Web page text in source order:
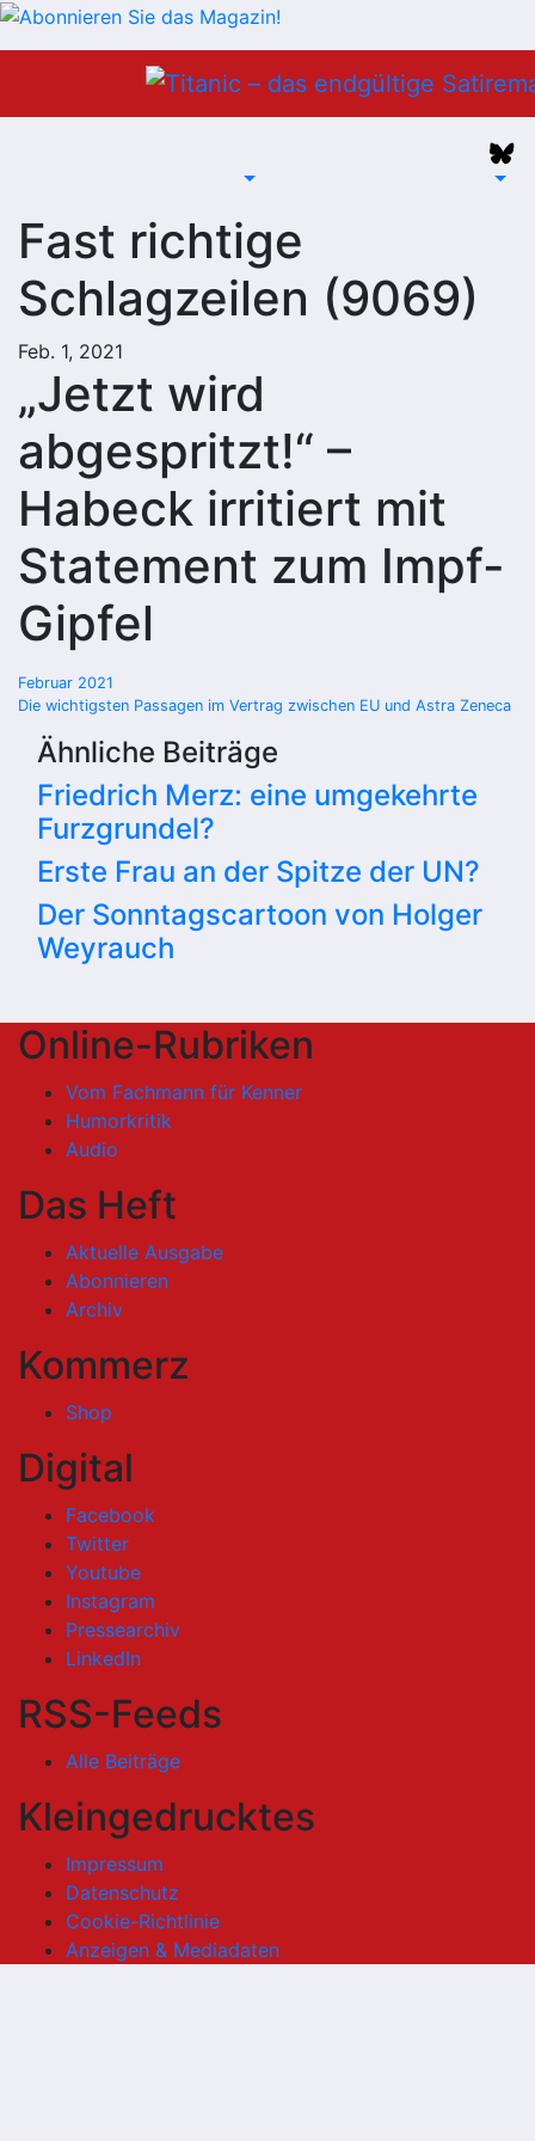
Fast richtige
Schlagzeilen (9069)
Feb. 1, 2021
„Jetzt wird
abgespritzt!“ –
Habeck irritiert mit
Statement zum Impf-
Gipfel
Beitragsnavigation
Februar 2021
Die wichtigsten Passagen im Vertrag zwischen EU und Astra Zeneca
Ähnliche Beiträge
Friedrich Merz: eine umgekehrte
Furzgrundel?
Erste Frau an der Spitze der UN?
Der Sonntagscartoon von Holger
Weyrauch
Online-Rubriken
Vom Fachmann für Kenner
Humorkritik
Audio
Das Heft
Aktuelle Ausgabe
Abonnieren
Archiv
Kommerz
Shop
Digital
Facebook
Twitter
Youtube
Instagram
Pressearchiv
LinkedIn
RSS-Feeds
Alle Beiträge
Kleingedrucktes
Impressum
Datenschutz
Cookie-Richtlinie
Anzeigen & Mediadaten